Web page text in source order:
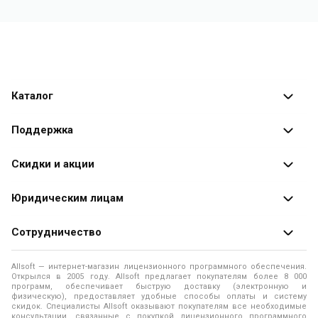
Каталог
Каталог программ
Поддержка
Оплата заказов
Доставка заказа
Помощь
Правила продажи
Политика использования файлов Cookie
Скидки и акции
Специальные
Юридическим лицам
Продажа программ юридическим лицам
О лицензировании программного обеспечения
Программы для компьютера
Контакты
Сотрудничество
О магазине
Адреса и телефоны
Новости
Allsoft — интернет-магазин лицензионного программного обеспечения.
Открылся в 2005 году. Allsoft предлагает покупателям более 8 000
программ, обеспечивает быструю доставку (электронную и
физическую), предоставляет удобные способы оплаты и систему
скидок. Специалисты Allsoft оказывают покупателям все необходимые